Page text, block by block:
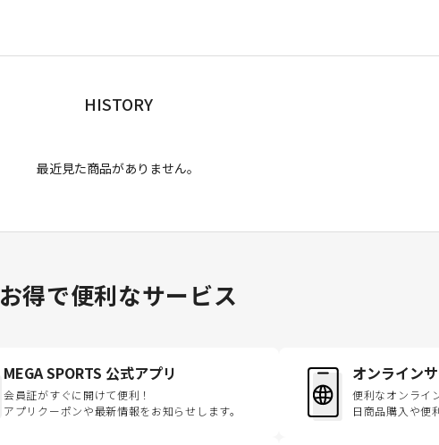
HISTORY
最近見た商品がありません。
お得で便利なサービス
MEGA SPORTS 公式アプリ
会員証がすぐに開けて便利！
アプリクーポンや最新情報をお知らせします。
オンライン
便利なオンライ
日商品購入や便